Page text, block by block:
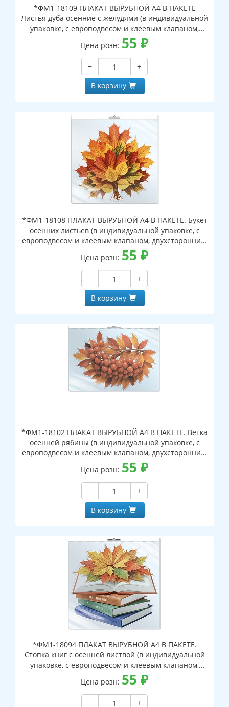
*ФМ1-18109 ПЛАКАТ ВЫРУБНОЙ А4 В ПАКЕТЕ
Листья дуба осенние с желудями (в индивидуальной
упаковке, с европодвесом и клеевым клапаном,
двухсторонний, ВД-лак)
Цена розн: 55 ₽
−
+
В корзину
*ФМ1-18108 ПЛАКАТ ВЫРУБНОЙ А4 В ПАКЕТЕ. Букет
осенних листьев (в индивидуальной упаковке, с
европодвесом и клеевым клапаном, двухсторонний,
ВД-лак)
Цена розн: 55 ₽
−
+
В корзину
*ФМ1-18102 ПЛАКАТ ВЫРУБНОЙ А4 В ПАКЕТЕ. Ветка
осенней рябины (в индивидуальной упаковке, с
европодвесом и клеевым клапаном, двухсторонний,
ВД-лак)
Цена розн: 55 ₽
−
+
В корзину
*ФМ1-18094 ПЛАКАТ ВЫРУБНОЙ А4 В ПАКЕТЕ.
Стопка книг с осенней листвой (в индивидуальной
упаковке, с европодвесом и клеевым клапаном,
двухсторонний, ВД-лак)
Цена розн: 55 ₽
−
+